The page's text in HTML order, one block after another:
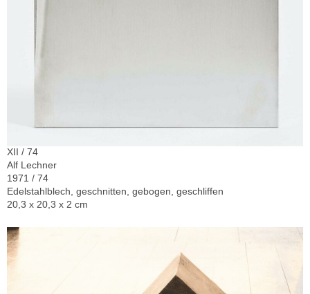
XII / 74
Alf Lechner
1971 / 74
Edelstahlblech, geschnitten, gebogen, geschliffen
20,3 x 20,3 x 2 cm